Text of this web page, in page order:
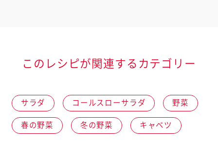
このレシピが関連するカテゴリー
サラダ コールスローサラダ 野菜
春の野菜 冬の野菜 キャベツ